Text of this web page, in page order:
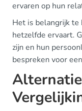
ervaren op hun
Het is belangrijk
hetzelfde ervaart.
zijn en hun
bespreken voor